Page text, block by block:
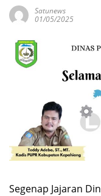
Satunews
01/05/2025
Segenap Jajaran